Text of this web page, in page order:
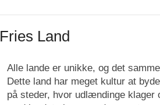
Land
Alle lande er unikke, og det
Dette land har meget kultur at
på steder, hvor udlændinge klager